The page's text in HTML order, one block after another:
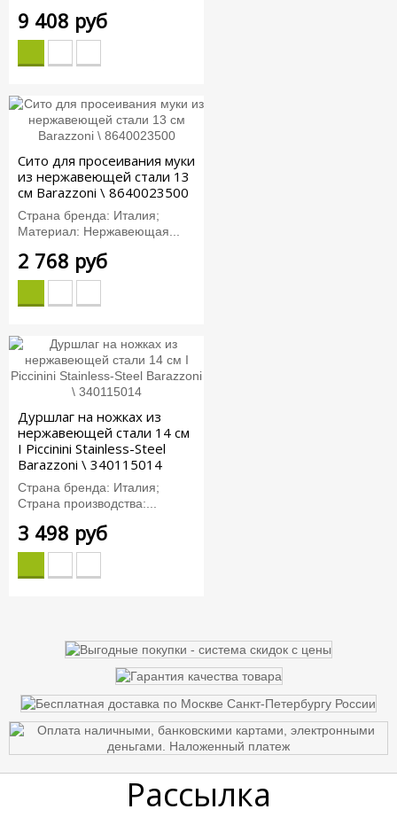
9 408 руб
Сито для просеивания муки
из нержавеющей стали 13
см Barazzoni \ 8640023500
Страна бренда: Италия;
Материал: Нержавеющая...
2 768 руб
Дуршлаг на ножках из
нержавеющей стали 14 см
I Piccinini Stainless-Steel
Barazzoni \ 340115014
Страна бренда: Италия;
Страна производства:...
3 498 руб
Рассылка